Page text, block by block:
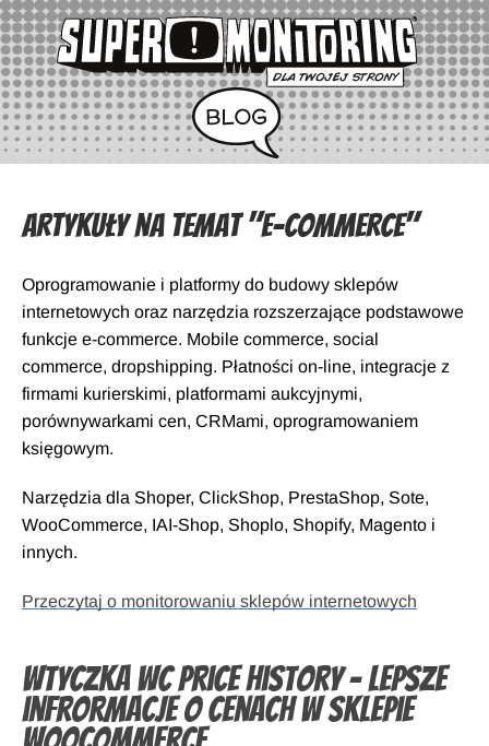
Artykuły na temat "E-commerce"
Oprogramowanie i platformy do budowy sklepów
internetowych oraz narzędzia rozszerzające podstawowe
funkcje e-commerce. Mobile commerce, social
commerce, dropshipping. Płatności on-line, integracje z
firmami kurierskimi, platformami aukcyjnymi,
porównywarkami cen, CRMami, oprogramowaniem
księgowym.
Narzędzia dla Shoper, ClickShop, PrestaShop, Sote,
WooCommerce, IAI-Shop, Shoplo, Shopify, Magento i
innych.
Przeczytaj o monitorowaniu sklepów internetowych
Wtyczka WC Price History – lepsze
infrormacje o cenach w sklepie